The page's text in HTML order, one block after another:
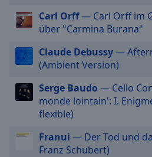
This
modal
window.
Beginning
window.
Carl Orff— Carl Orff im
über "Carmina Burana"
Claude Debussy—
(Ambient Version)
Serge Baudo — Cello
monde lointain': I.
flexible)
Franui — Der Tod und
Franz Schubert)